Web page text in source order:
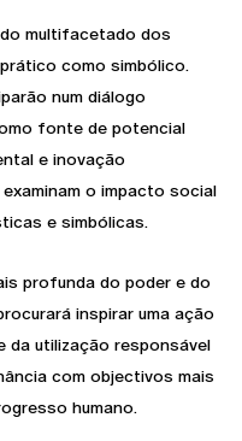
multifacetado dos
como simbólico.
num diálogo
fonte de potencial
e inovação
o impacto social
e simbólicas.
profunda do poder e do
inspirar uma ação
da utilização responsável
com objectivos mais
humano.